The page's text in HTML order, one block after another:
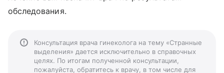
обследования.
Консультация врача гинеколога на тему «Странные
выделения» дается исключительно в справочных
целях. По итогам полученной консультации,
пожалуйста, обратитесь к врачу, в том числе для